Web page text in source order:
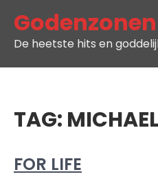
content
Godenzonen
De heetste hits en
TAG:
FOR LIFE